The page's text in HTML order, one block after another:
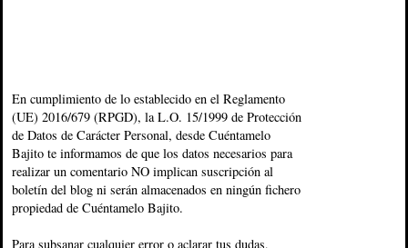
En cumplimiento de lo establecido en el Reglamento
(UE) 2016/679 (RPGD), la L.O. 15/1999 de Protección
de Datos de Carácter Personal, desde Cuéntamelo
Bajito te informamos de que los datos necesarios para
realizar un comentario NO implican suscripción al
boletín del blog ni serán almacenados en ningún fichero
propiedad de Cuéntamelo Bajito.
Para subsanar cualquier error o aclarar tus dudas,